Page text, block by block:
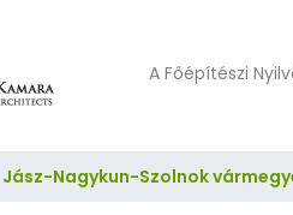
A Főépítészi
Jász-Nagykun-Szolnok